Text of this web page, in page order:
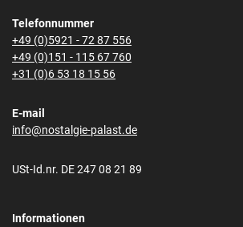
Telefonnummer
+49 (0)5921 - 72 87 556
+49 (0)151 - 115 67 760
+31 (0)6 53 18 15 56
E-mail
info@nostalgie-palast.de
USt-Id.nr. DE 247 08 21 89
Informationen